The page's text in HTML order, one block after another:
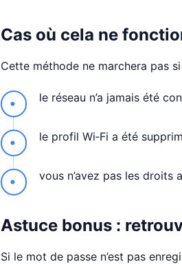
Cas où cela ne
Cette méthode ne marchera pas
le réseau n’a jamais été
le profil Wi‑Fi a été
vous n’avez pas les droits
Astuce bonus :
Si le mot de passe n’est pas